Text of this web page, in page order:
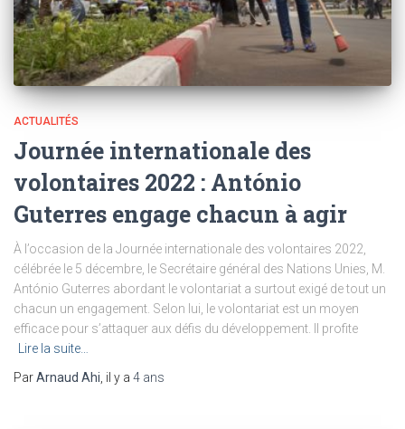
ACTUALITÉS
Journée internationale des
volontaires 2022 : António
Guterres engage chacun à agir
À l’occasion de la Journée internationale des volontaires 2022,
célébrée le 5 décembre, le Secrétaire général des Nations Unies, M.
António Guterres abordant le volontariat a surtout exigé de tout un
chacun un engagement. Selon lui, le volontariat est un moyen
efficace pour s’attaquer aux défis du développement. Il profite
Lire la suite…
ParArnaud Ahi, il y a 4 ans